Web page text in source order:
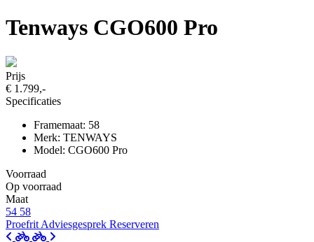
Tenways CGO600 Pro
Prijs
€ 1.799,-
Specificaties
Framemaat: 58
Merk: TENWAYS
Model: CGO600 Pro
Voorraad
Op voorraad
Maat
54 58
Proefrit Adviesgesprek Reserveren